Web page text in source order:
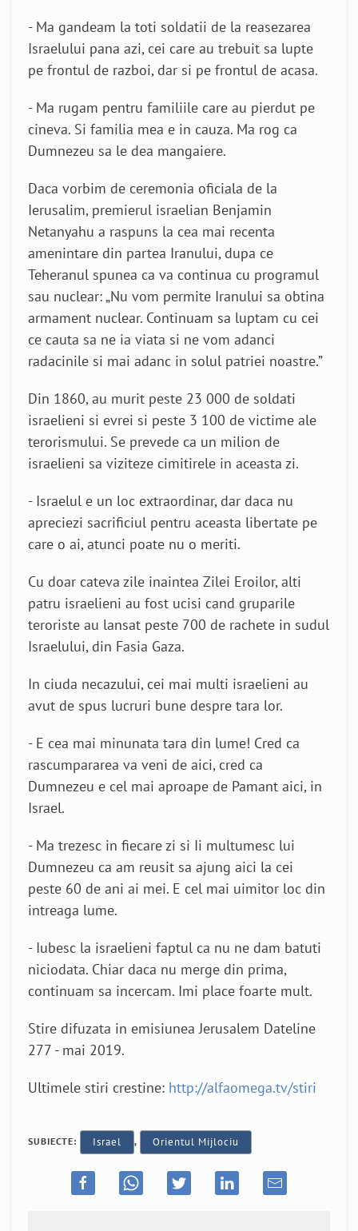
- Ma gandeam la toti soldatii de la reasezarea
Israelului pana azi, cei care au trebuit sa lupte
pe frontul de razboi, dar si pe frontul de acasa.
- Ma rugam pentru familiile care au pierdut pe
cineva. Si familia mea e in cauza. Ma rog ca
Dumnezeu sa le dea mangaiere.
Daca vorbim de ceremonia oficiala de la
Ierusalim, premierul israelian Benjamin
Netanyahu a raspuns la cea mai recenta
amenintare din partea Iranului, dupa ce
Teheranul spunea ca va continua cu programul
sau nuclear: „Nu vom permite Iranului sa obtina
armament nuclear. Continuam sa luptam cu cei
ce cauta sa ne ia viata si ne vom adanci
radacinile si mai adanc in solul patriei noastre.”
Din 1860, au murit peste 23 000 de soldati
israelieni si evrei si peste 3 100 de victime ale
terorismului. Se prevede ca un milion de
israelieni sa viziteze cimitirele in aceasta zi.
- Israelul e un loc extraordinar, dar daca nu
apreciezi sacrificiul pentru aceasta libertate pe
care o ai, atunci poate nu o meriti.
Cu doar cateva zile inaintea Zilei Eroilor, alti
patru israelieni au fost ucisi cand gruparile
teroriste au lansat peste 700 de rachete in sudul
Israelului, din Fasia Gaza.
In ciuda necazului, cei mai multi israelieni au
avut de spus lucruri bune despre tara lor.
- E cea mai minunata tara din lume! Cred ca
rascumpararea va veni de aici, cred ca
Dumnezeu e cel mai aproape de Pamant aici, in
Israel.
- Ma trezesc in fiecare zi si Ii multumesc lui
Dumnezeu ca am reusit sa ajung aici la cei
peste 60 de ani ai mei. E cel mai uimitor loc din
intreaga lume.
- Iubesc la israelieni faptul ca nu ne dam batuti
niciodata. Chiar daca nu merge din prima,
continuam sa incercam. Imi place foarte mult.
Stire difuzata in emisiunea Jerusalem Dateline
277 - mai 2019.
Ultimele stiri crestine: http://alfaomega.tv/stiri
SUBIECTE: Israel , Orientul Mijlociu